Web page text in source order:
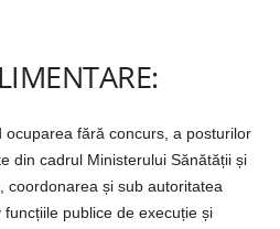
fără concurs, a posturilor
din cadrul Ministerului Sănătății și
coordonarea și sub autoritatea
publice de execuție și